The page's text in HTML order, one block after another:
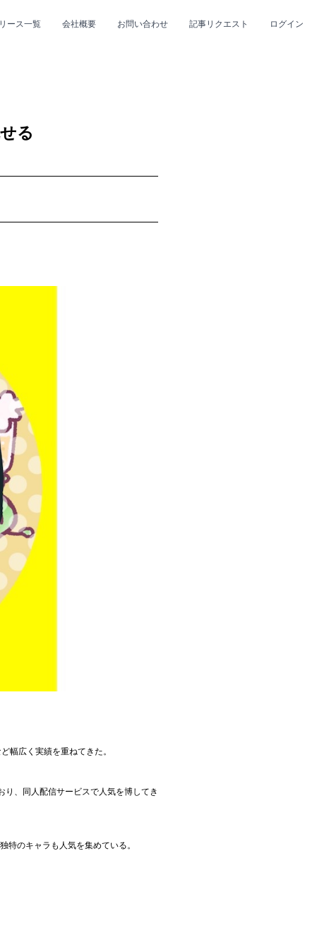
ース一覧 会社概要 お問い合わせ 記事リクエスト ログイン
プ #R&B/ソウル
る
幅広く実績を重ねてきた。
り、同人配信サービスで人気を博してき
特のキャラも人気を集めている。